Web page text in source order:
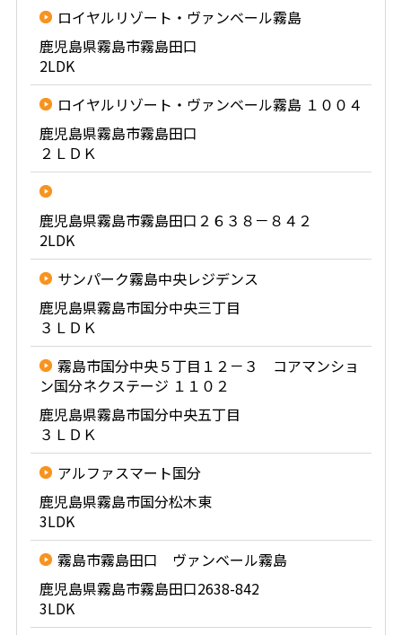
ロイヤルリゾート・ヴァンベール霧島
鹿児島県霧島市霧島田口
2LDK
ロイヤルリゾート・ヴァンベール霧島 １００４
鹿児島県霧島市霧島田口
２ＬＤＫ
鹿児島県霧島市霧島田口２６３８－８４２
2LDK
サンパーク霧島中央レジデンス
鹿児島県霧島市国分中央三丁目
３ＬＤＫ
霧島市国分中央５丁目１２－３ コアマンショ
ン国分ネクステージ １１０２
鹿児島県霧島市国分中央五丁目
３ＬＤＫ
アルファスマート国分
鹿児島県霧島市国分松木東
3LDK
霧島市霧島田口 ヴァンベール霧島
鹿児島県霧島市霧島田口2638-842
3LDK